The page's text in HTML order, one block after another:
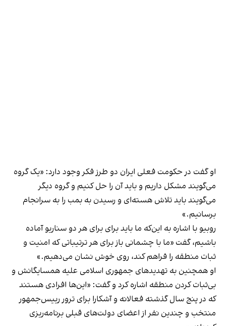
او گفت در حکومت فعلی ایران دو طرز فکر وجود دارد: «یک گروه
می‌گویند مشکل داریم و باید آن را حل کنیم و گروه دیگر
می‌گویند باید تلاش هسته‌ای و رسیدن به بمب را به سرانجام
برسانیم.»
روبیو با اشاره به این‌که ما باید برای برای هر دو سناریو آماده
باشیم، گفت «ما با چشمانی باز برای هر ترتیباتی که امنیت و
ثبات منطقه را فراهم کند، روی خوش نشان می‌دهیم.»
او همچنین به تهدیدهای جمهوری اسلامی علیه همسایگانش و
بی‌ثبات کردن منطقه اشاره کرد و گفت: «این‌ها افرادی هستند
که در پنج سال گذشته فعالانه و آشکارا برای ترور رییس‌جمهور
منتخب و چندین نفر از اعضای دولت‌های قبلی برنامه‌ریزی